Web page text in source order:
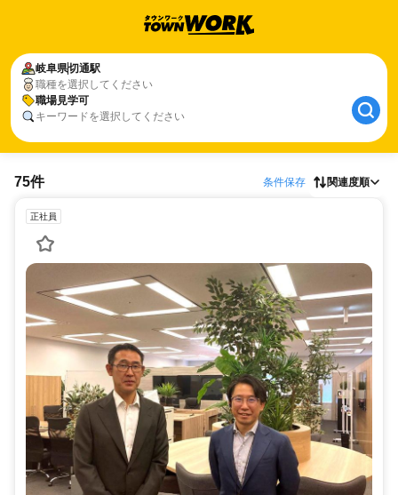
岐阜県切通駅
職種を選択してください
職場見学可
キーワードを選択してください
75件 条件保存 関連度順
正社員